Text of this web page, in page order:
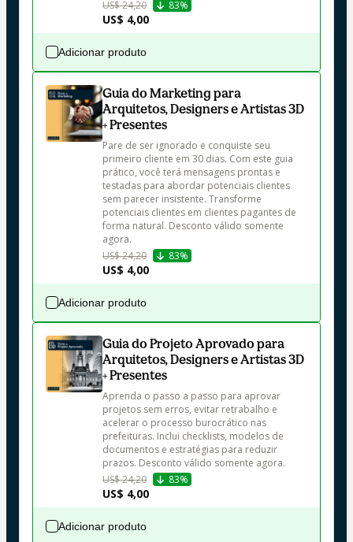
US$ 24,20 83%
US$ 4,00
Adicionar produto
Guia do Marketing para
Arquitetos, Designers e Artistas 3D
+ Presentes
Pare de ser ignorado e conquiste seu
primeiro cliente em 30 dias. Com este guia
prático, você terá mensagens prontas e
testadas para abordar potenciais clientes
sem parecer insistente. Transforme
potenciais clientes em clientes pagantes de
forma natural. Desconto válido somente
agora.
US$ 24,20
83%
US$ 4,00
Adicionar produto
Guia do Projeto Aprovado para
Arquitetos, Designers e Artistas 3D
+ Presentes
Aprenda o passo a passo para aprovar
projetos sem erros, evitar retrabalho e
acelerar o processo burocrático nas
prefeituras. Inclui checklists, modelos de
documentos e estratégias para reduzir
prazos. Desconto válido somente agora.
US$ 24,20
83%
US$ 4,00
Adicionar produto